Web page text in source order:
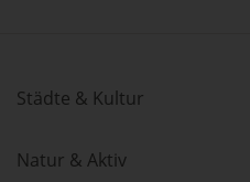
Städte & Kultur
Natur & Aktiv